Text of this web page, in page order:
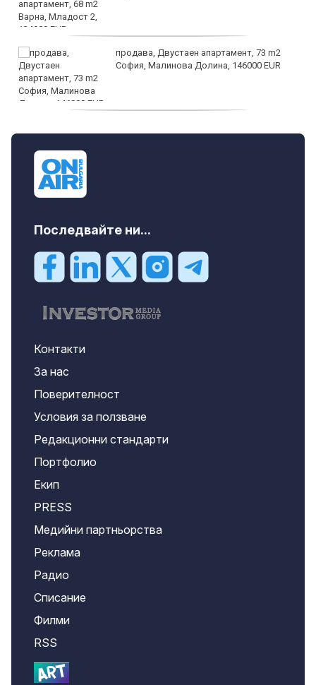
продава, Двустаен апартамент, 73 m2
София, Малинова Долина, 146000 EUR
Последвайте ни...
Контакти
За нас
Поверителност
Условия за ползване
Редакционни стандарти
Портфолио
Екип
PRESS
Медийни партньорства
Реклама
Радио
Списание
Филми
RSS